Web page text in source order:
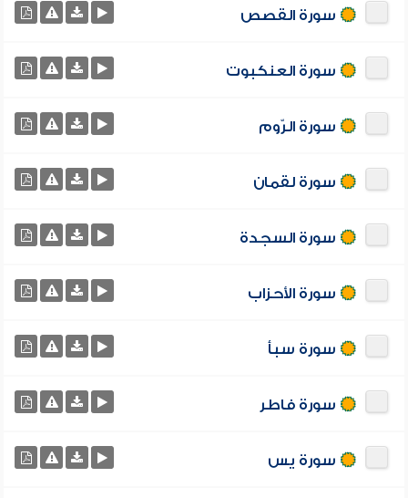
سورة القصص
سورة العنكبوت
سورة الرّوم
سورة لقمان
سورة السجدة
سورة الأحزاب
سورة سبأ
سورة فاطر
سورة يس